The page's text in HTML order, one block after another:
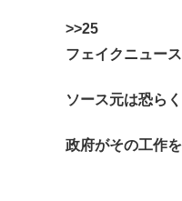
>>25
フェイクニュー
ソース元は恐ら
政府がその工作